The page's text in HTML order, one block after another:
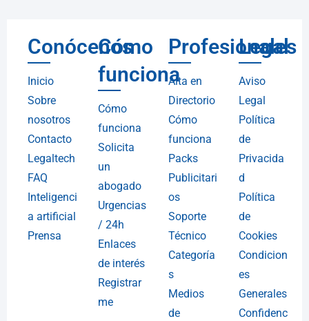
Conócenos
Inicio
Sobre
nosotros
Contacto
Legaltech
FAQ
Inteligenci
a artificial
Prensa
Cómo
funciona
Cómo
funciona
Solicita
un
abogado
Urgencias
/ 24h
Enlaces
de interés
Registrar
me
Profesionales
Alta en
Directorio
Cómo
funciona
Packs
Publicitari
os
Soporte
Técnico
Categoría
s
Medios
de
Legal
Aviso
Legal
Política
de
Privacida
d
Política
de
Cookies
Condicion
es
Generales
Confidenc